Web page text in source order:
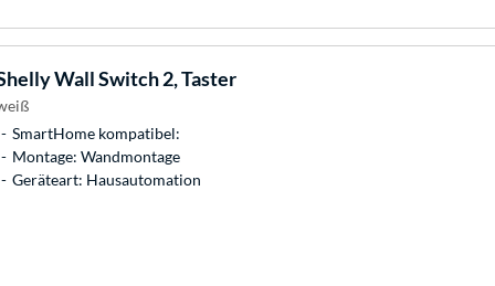
Wall Switch 2, Taster
SmartHome kompatibel:
Montage: Wandmontage
Geräteart: Hausautomation